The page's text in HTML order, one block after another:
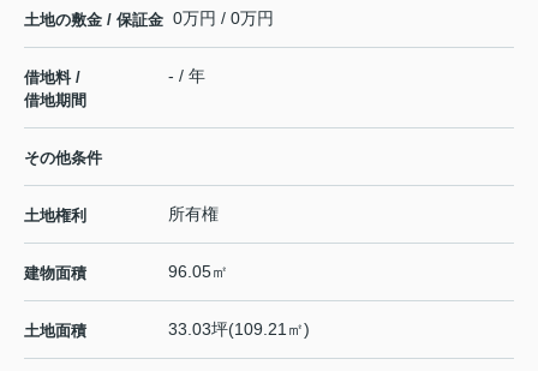
土地の敷金 / 保証金 0万円 / 0万円
借地料 /
借地期間
- / 年
その他条件
土地権利 所有権
建物面積 96.05㎡
土地面積 33.03坪(109.21㎡)